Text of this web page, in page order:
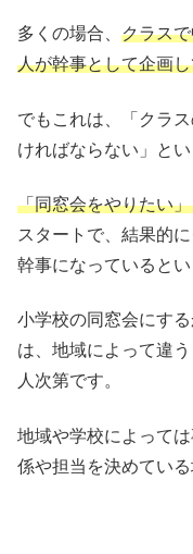
多くの場合、 クラス
人が幹事として企画
でもこれは、「クラ
ければならない」と
「同窓会をやりたい
スタートで、結果的
幹事になっているとい
小学校の同窓会にす
は、地域によって違
人次第です。
地域や学校によって
係や担当を決めている